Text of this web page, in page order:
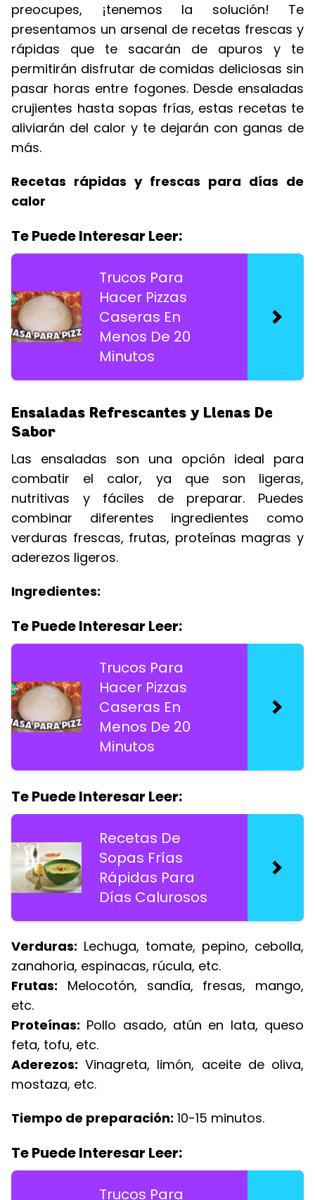
preocupes, ¡tenemos la solución! Te
presentamos un arsenal de recetas frescas y
rápidas que te sacarán de apuros y te
permitirán disfrutar de comidas deliciosas sin
pasar horas entre fogones. Desde ensaladas
crujientes hasta sopas frías, estas recetas te
aliviarán del calor y te dejarán con ganas de
más.
Recetas rápidas y frescas para días de
calor
Te Puede Interesar Leer:
Trucos Para
Hacer Pizzas
Caseras En
Menos De 20
Minutos
Ensaladas Refrescantes y Llenas De
Sabor
Las ensaladas son una opción ideal para
combatir el calor, ya que son ligeras,
nutritivas y fáciles de preparar. Puedes
combinar diferentes ingredientes como
verduras frescas, frutas, proteínas magras y
aderezos ligeros.
Ingredientes:
Te Puede Interesar Leer:
Trucos Para
Hacer Pizzas
Caseras En
Menos De 20
Minutos
Te Puede Interesar Leer:
Recetas De
Sopas Frías
Rápidas Para
Días Calurosos
Verduras: Lechuga, tomate, pepino, cebolla,
zanahoria, espinacas, rúcula, etc.
Frutas: Melocotón, sandía, fresas, mango,
etc.
Proteínas: Pollo asado, atún en lata, queso
feta, tofu, etc.
Aderezos: Vinagreta, limón, aceite de oliva,
mostaza, etc.
Tiempo de preparación: 10-15 minutos.
Te Puede Interesar Leer:
Trucos Para